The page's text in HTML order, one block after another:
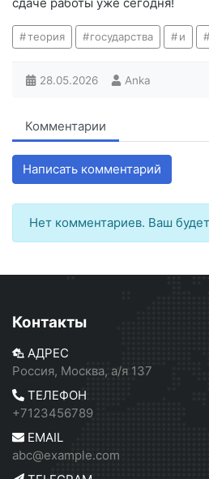
теория государства и
28.05.2026 Anka
Комментарии
Написать комментарий
Нет комментариев. Ваш
Контакты
АДРЕС
Россия, Москва, а/я 137
ТЕЛЕФОН
+7123456789
EMAIL
abc@example.com